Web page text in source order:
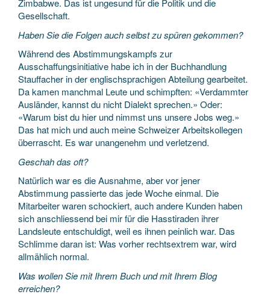
Zimbabwe. Das ist ungesund für die Politik und die
Gesellschaft.
Haben Sie die Folgen auch selbst zu spüren gekommen?
Während des Abstimmungskampfs zur
Ausschaffungsinitiative habe ich in der Buchhandlung
Stauffacher in der englischsprachigen Abteilung gearbeitet.
Da kamen manchmal Leute und schimpften: «Verdammter
Ausländer, kannst du nicht Dialekt sprechen.» Oder:
«Warum bist du hier und nimmst uns unsere Jobs weg.»
Das hat mich und auch meine Schweizer Arbeitskollegen
überrascht. Es war unangenehm und verletzend.
Geschah das oft?
Natürlich war es die Ausnahme, aber vor jener
Abstimmung passierte das jede Woche einmal. Die
Mitarbeiter waren schockiert, auch andere Kunden haben
sich anschliessend bei mir für die Hasstiraden ihrer
Landsleute entschuldigt, weil es ihnen peinlich war. Das
Schlimme daran ist: Was vorher rechtsextrem war, wird
allmählich normal.
Was wollen Sie mit Ihrem Buch und mit Ihrem Blog
erreichen?